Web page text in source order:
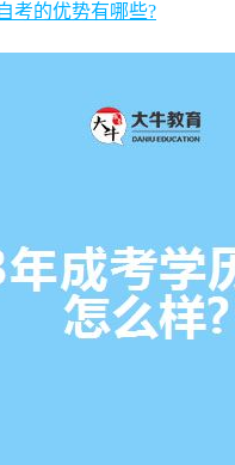
考的优势有哪些?